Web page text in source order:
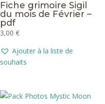
Fiche grimoire Sigil
du mois de Février –
pdf
3,00€
Ajouter à la liste de
souhaits